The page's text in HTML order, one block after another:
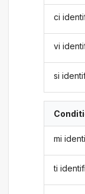
ci
vi
si
mi
ti